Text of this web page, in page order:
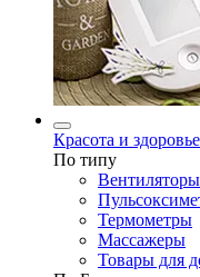
Красота и здоровье
По типу
Вентиляторы
Термометры
Массажеры
Товары для